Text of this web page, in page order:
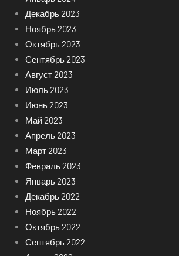
Декабрь 2023
Ноябрь 2023
Октябрь 2023
Сентябрь 2023
Август 2023
Июль 2023
Июнь 2023
Май 2023
Апрель 2023
Март 2023
Февраль 2023
Январь 2023
Декабрь 2022
Ноябрь 2022
Октябрь 2022
Сентябрь 2022